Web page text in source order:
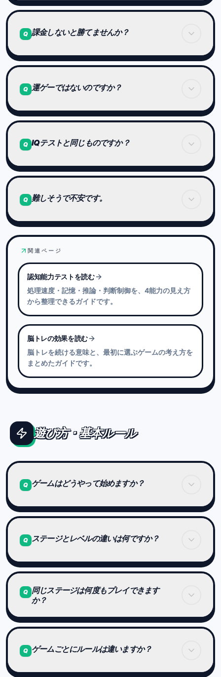
能力が数値で可視化される
「なんとなく鍛える」ではなく、
実力を測り、証明できるのが大きな違いです。
で、
ただし、後半ステージはかなり難易度が高くなるた
Q 課金しないと勝てませんか？
世界大会の結果は課金と完全に切り離されていま
追加機能やカスタマイズ要素はありますが、
ん。
Q 運ゲーではないのですか？
ます。
ただし、長期的に見ると、
実力のあるプレイヤーほど安定して上位に残る設計
一度の偶然で勝ち続けることは難しく、
繰り返すほど能力差がはっきり表れる仕組みです。
Q IQテストと同じものですか？
す。
ただし、推論・記憶・処理速度など、
Q 難しそうで不安です。
大丈夫です。
最初はシンプルで直感的なステージから始まりま
す。
「思ったより難しい」と感じたときこそ、
自分の得意・不得意に気づくきっかけになります。
関連ページ
認知能力テストを読む
処理速度・記憶・推論・判断制御を、4能力の見え方
から整理できるガイドです。
脳トレの効果を読む
脳トレを続ける意味と、最初に選ぶゲームの考え方を
まとめたガイドです。
遊び方・基本ルール
Q ゲームはどうやって始めますか？
挑戦していきます。
Q ステージとレベルの違いは何ですか？
番号（1〜99）」です。
レベルは、内部で管理されている難易度の段階
処理速度・記憶量・複雑さなどが段階的に増えてい
きます。
Q 同じステージは何度もプレイできます
か？
ます。
Q ゲームごとにルールは違いますか？